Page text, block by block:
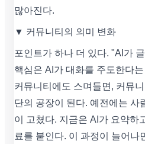
많아진다.
▼ 커뮤니티의 의미 변화
포인트가 하나 더 있다. "AI가
핵심은 AI가 대화를 주도한다
커뮤니티에도 스며들면, 커뮤
단의 공장이 된다. 예전에는 사
이 고쳤다. 지금은 AI가 요약하
료를 붙인다. 이 과정이 늘어나